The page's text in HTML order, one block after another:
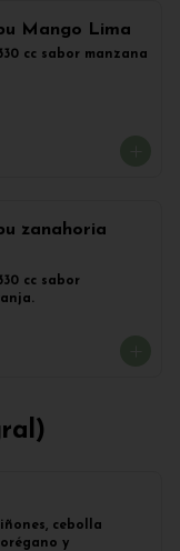
Mango Lima
cc sabor manzana
zanahoria
cc sabor
cebolla
y